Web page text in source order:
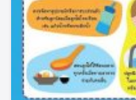
Search
for: